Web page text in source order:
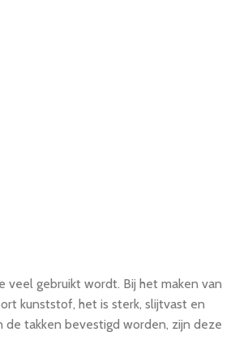
veel gebruikt wordt. Bij het maken van
kunststof, het is sterk, slijtvast en
de takken bevestigd worden, zijn deze